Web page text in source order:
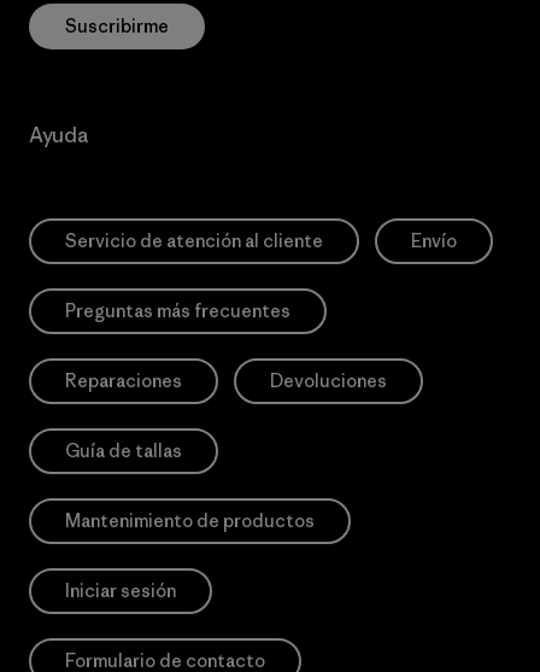
Suscribirme
Ayuda
Servicio de atención al cliente Envío
Preguntas más frecuentes
Reparaciones Devoluciones
Guía de tallas
Mantenimiento de productos
Iniciar sesión
Formulario de contacto